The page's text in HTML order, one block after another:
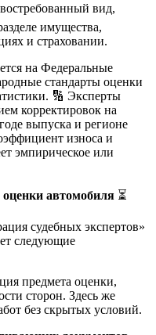
вид,
имущества,
и страховании.
на Федеральные
стандарты оценки
🔢 Эксперты
корректировок на
выпуска и регионе
износа и
эмпирическое или
автомобиля ⏳
судебных экспертов»
следующие
предмета оценки,
сторон. Здесь же
без скрытых условий.